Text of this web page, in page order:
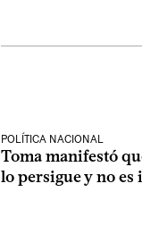
POLÍTICA NACIONAL
Toma manifestó
lo persigue y no es